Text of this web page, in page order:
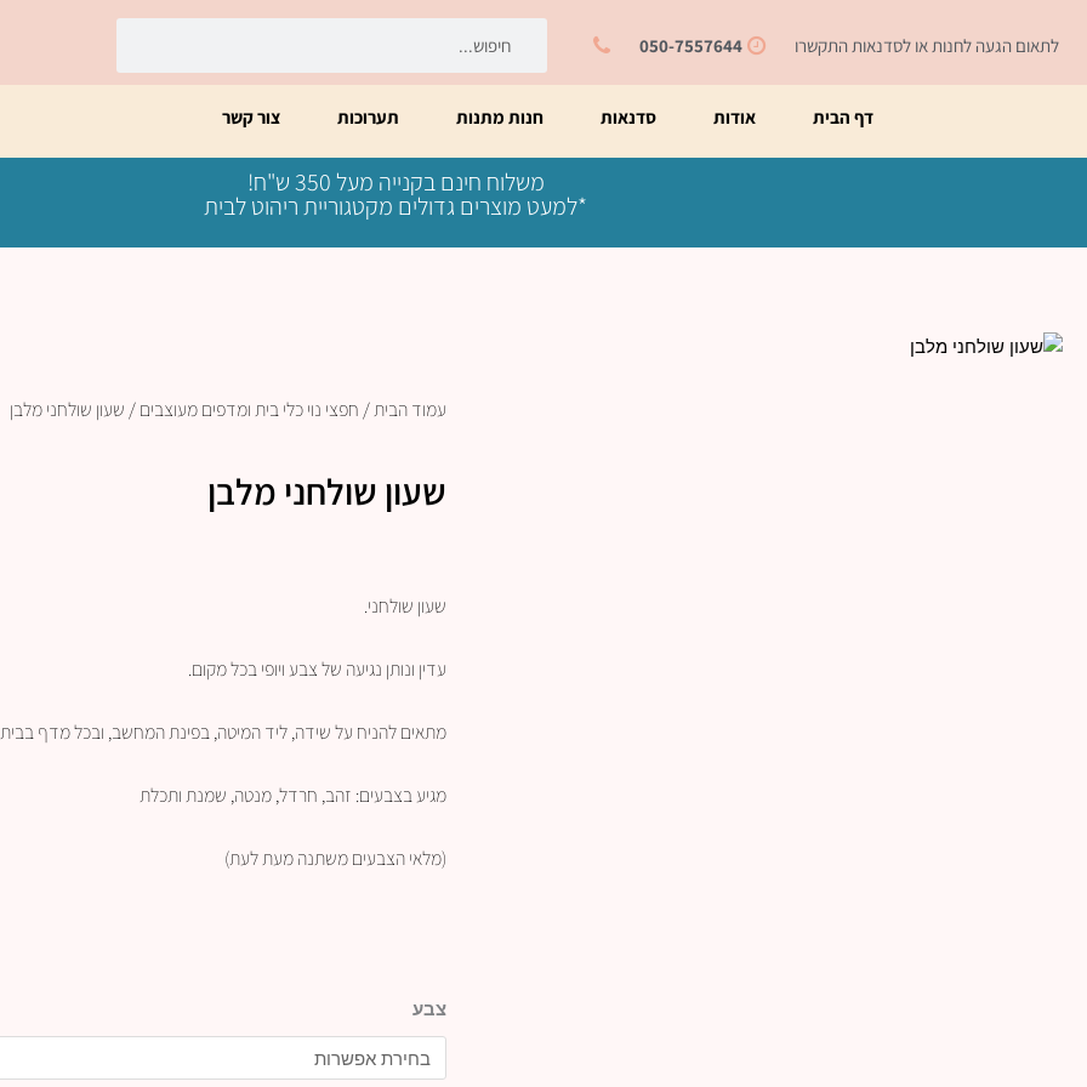
לתוכן
050-7557644 לתאום הגעה לחנות או לסדנאות התקשרו
דף הבית אודות סדנאות חנות מתנות תערוכות צור קשר
משלוח חינם בקנייה מעל 350 ש"ח!
*למעט מוצרים גדולים מקטגוריית ריהוט לבית
עמוד הבית/ חפצי נוי כלי בית ומדפים מעוצבים/ שעון שולחני מלבן
שעון שולחני מלבן
שעון שולחני.
עדין ונותן נגיעה של צבע ויופי בכל מקום.
מתאים להניח על שידה, ליד המיטה, בפינת המחשב, ובכל מדף
מגיע בצבעים: זהב, חרדל, מנטה, שמנת ותכלת
(מלאי הצבעים משתנה מעת לעת)
צבע
כמות
של
שעון